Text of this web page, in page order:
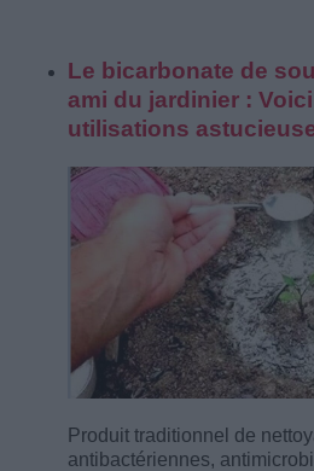
Le bicarbonate de
ami du jardinier :
utilisations
Produit traditionnel de
antibactériennes,